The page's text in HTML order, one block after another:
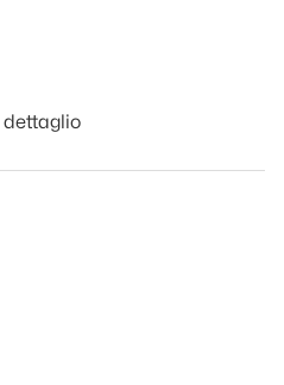
dettaglio